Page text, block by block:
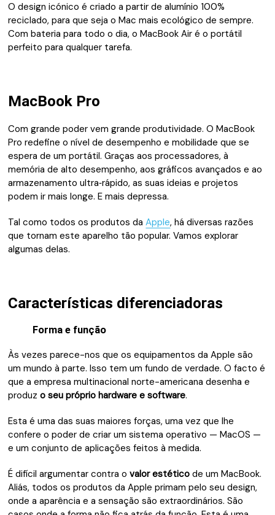
O design icónico é criado a partir de alumínio 100%
reciclado, para que seja o Mac mais ecológico de sempre.
Com bateria para todo o dia, o MacBook Air é o portátil
perfeito para qualquer tarefa.
MacBook Pro
Com grande poder vem grande produtividade. O MacBook
Pro redefine o nível de desempenho e mobilidade que se
espera de um portátil. Graças aos processadores, à
memória de alto desempenho, aos gráficos avançados e ao
armazena­mento ultra‑rápido, as suas ideias e projetos
podem ir mais longe. E mais depressa.
Tal como todos os produtos daApple, há diversas razões
que tornam este aparelho tão popular. Vamos explorar
algumas delas.
Características diferenciadoras
Forma e função
Às vezes parece-nos que os equipamentos da Apple são
um mundo à parte. Isso tem um fundo de verdade. O facto é
que a empresa multinacional norte-americana desenha e
produzo seu próprio hardware e software.
Esta é uma das suas maiores forças, uma vez que lhe
confere o poder de criar um sistema operativo — MacOS —
e um conjunto de aplicações feitos à medida.
É difícil argumentar contra ovalor estético de um MacBook.
Aliás, todos os produtos da Apple primam pelo seu design,
onde a aparência e a sensação são extraordinários. São